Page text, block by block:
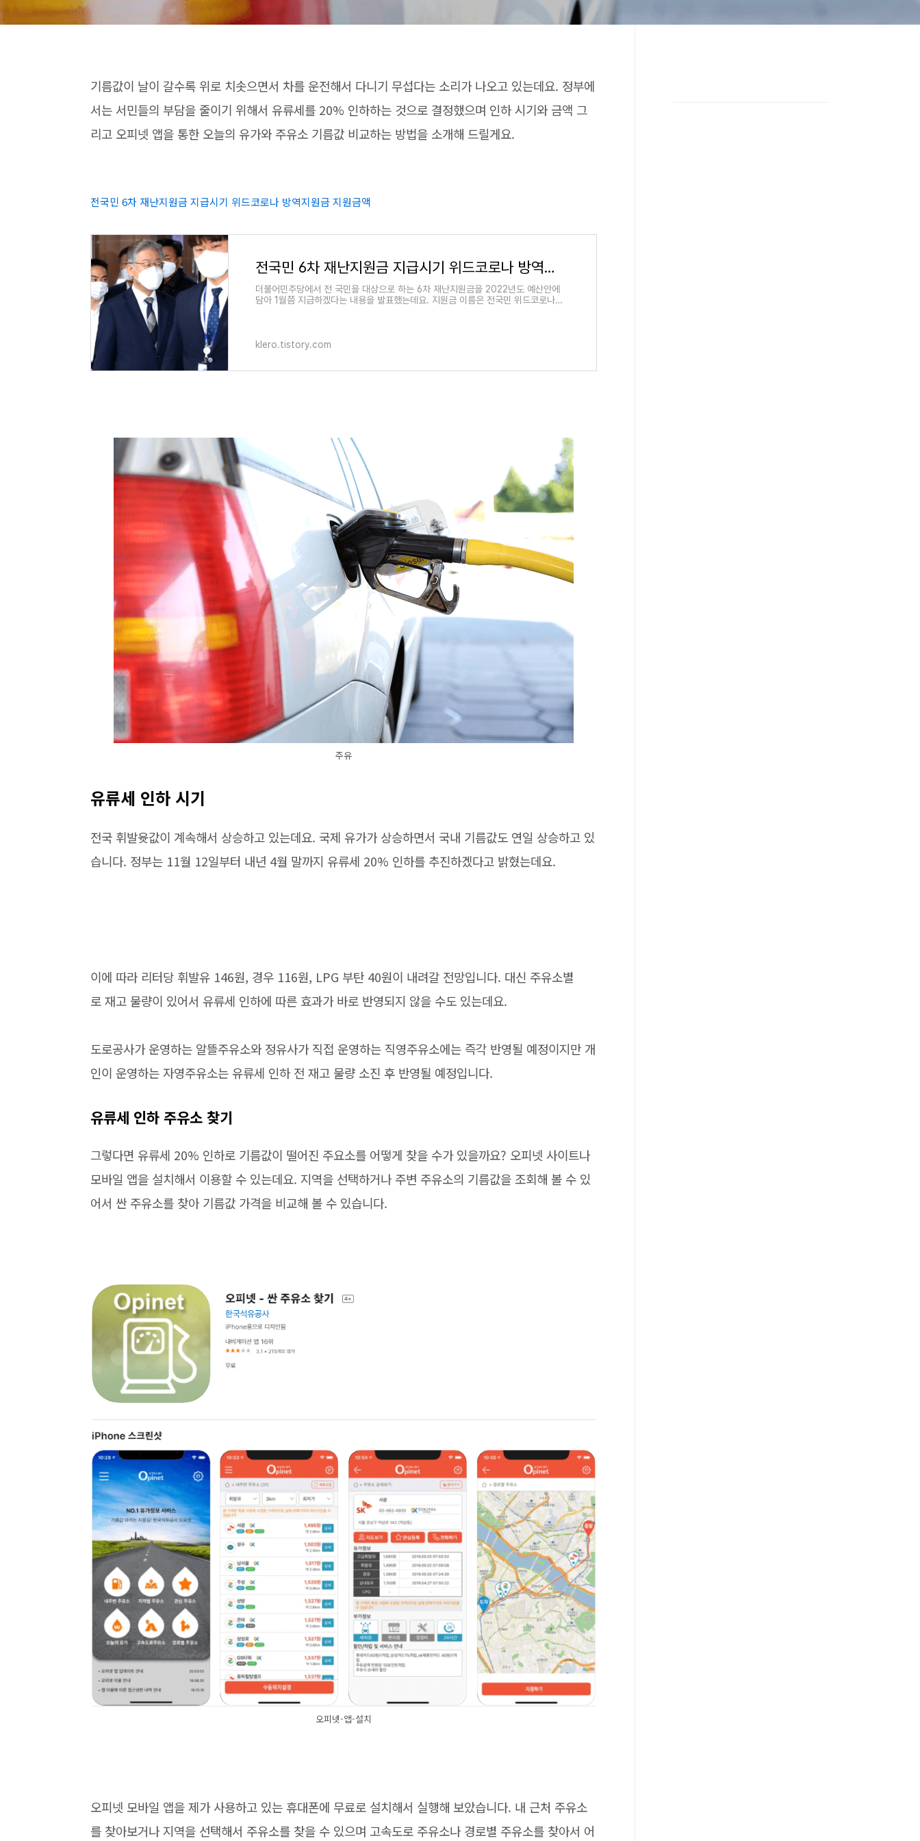
기름값이 날이 갈수록 위로 치솟으면서 차를 운전해서 다니기 무섭다는 소리가 나오고 있는데요. 정부에
서는 서민들의 부담을 줄이기 위해서 유류세를 20% 인하하는 것으로 결정했으며 인하 시기와 금액 그
리고 오피넷 앱을 통한 오늘의 유가와 주유소 기름값 비교하는 방법을 소개해 드릴게요.
전국민 6차 재난지원금 지급시기 위드코로나 방역지원금 지원금액
전국민 6차 재난지원금 지급시기 위드코로나 방역지원금 지원금액
더불어민주당에서 전 국민을 대상으로 하는 6차 재난지원금을 2022년도 예산안에
담아 1월쯤 지급하겠다는 내용을 발표했는데요. 지원금 이름은 전국민 위드코로나
klero.tistory.com
주유
유류세 인하 시기
전국 휘발윳값이 계속해서 상승하고 있는데요. 국제 유가가 상승하면서 국내 기름값도 연일 상승하고 있
습니다. 정부는 11월 12일부터 내년 4월 말까지 유류세 20% 인하를 추진하겠다고 밝혔는데요.
이에 따라 리터당 휘발유 146원, 경우 116원, LPG 부탄 40원이 내려갈 전망입니다. 대신 주유소별
로 재고 물량이 있어서 유류세 인하에 따른 효과가 바로 반영되지 않을 수도 있는데요.
도로공사가 운영하는 알뜰주유소와 정유사가 직접 운영하는 직영주유소에는 즉각 반영될 예정이지만 개
인이 운영하는 자영주유소는 유류세 인하 전 재고 물량 소진 후 반영될 예정입니다.
유류세 인하 주유소 찾기
그렇다면 유류세 20% 인하로 기름값이 떨어진 주요소를 어떻게 찾을 수가 있을까요? 오피넷 사이트나
모바일 앱을 설치해서 이용할 수 있는데요. 지역을 선택하거나 주변 주유소의 기름값을 조회해 볼 수 있
어서 싼 주유소를 찾아 기름값 가격을 비교해 볼 수 있습니다.
오피넷-앱-설치
오피넷 모바일 앱을 제가 사용하고 있는 휴대폰에 무료로 설치해서 실행해 보았습니다. 내 근처 주유소
를 찾아보거나 지역을 선택해서 주유소를 찾을 수 있으며 고속도로 주유소나 경로별 주유소를 찾아서 어